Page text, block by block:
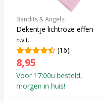
Bandits & Angels
Dekentje lichtroze effen
n.v.t.
(16)
8,95
Voor 17:00u besteld,
morgen in huis!